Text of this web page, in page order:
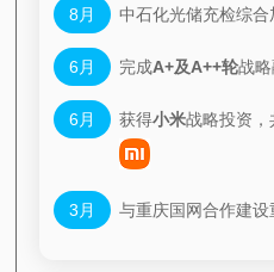
8月 中石化光储充检综
6月 完成A+及A++轮战
6月 获得小米战略投资
3月 与重庆国网合作建